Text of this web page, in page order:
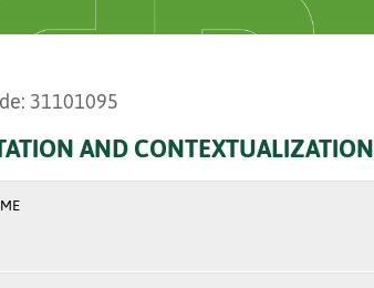
31101095
AND CONTEXTUALIZATION